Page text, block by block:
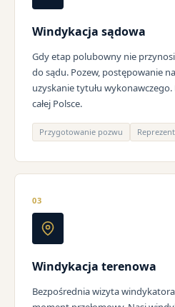
Windykacja sądowa
Gdy etap polubowny nie
do sądu. Pozew, postępowanie
uzyskanie tytułu wykonawczego.
całej Polsce.
Przygotowanie pozwu
03
Windykacja terenowa
Bezpośrednia wizyta